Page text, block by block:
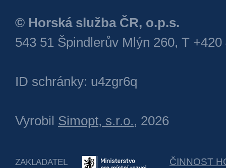
© Horská služba ČR, o.p.s.
543 51 Špindlerův Mlýn 260, T +420
ID schránky: u4zgr6q
Vyrobil Simopt, s.r.o., 2026
ZAKLADATEL
ČINNOST